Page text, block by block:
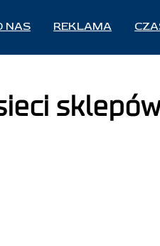
NAS REKLAMA